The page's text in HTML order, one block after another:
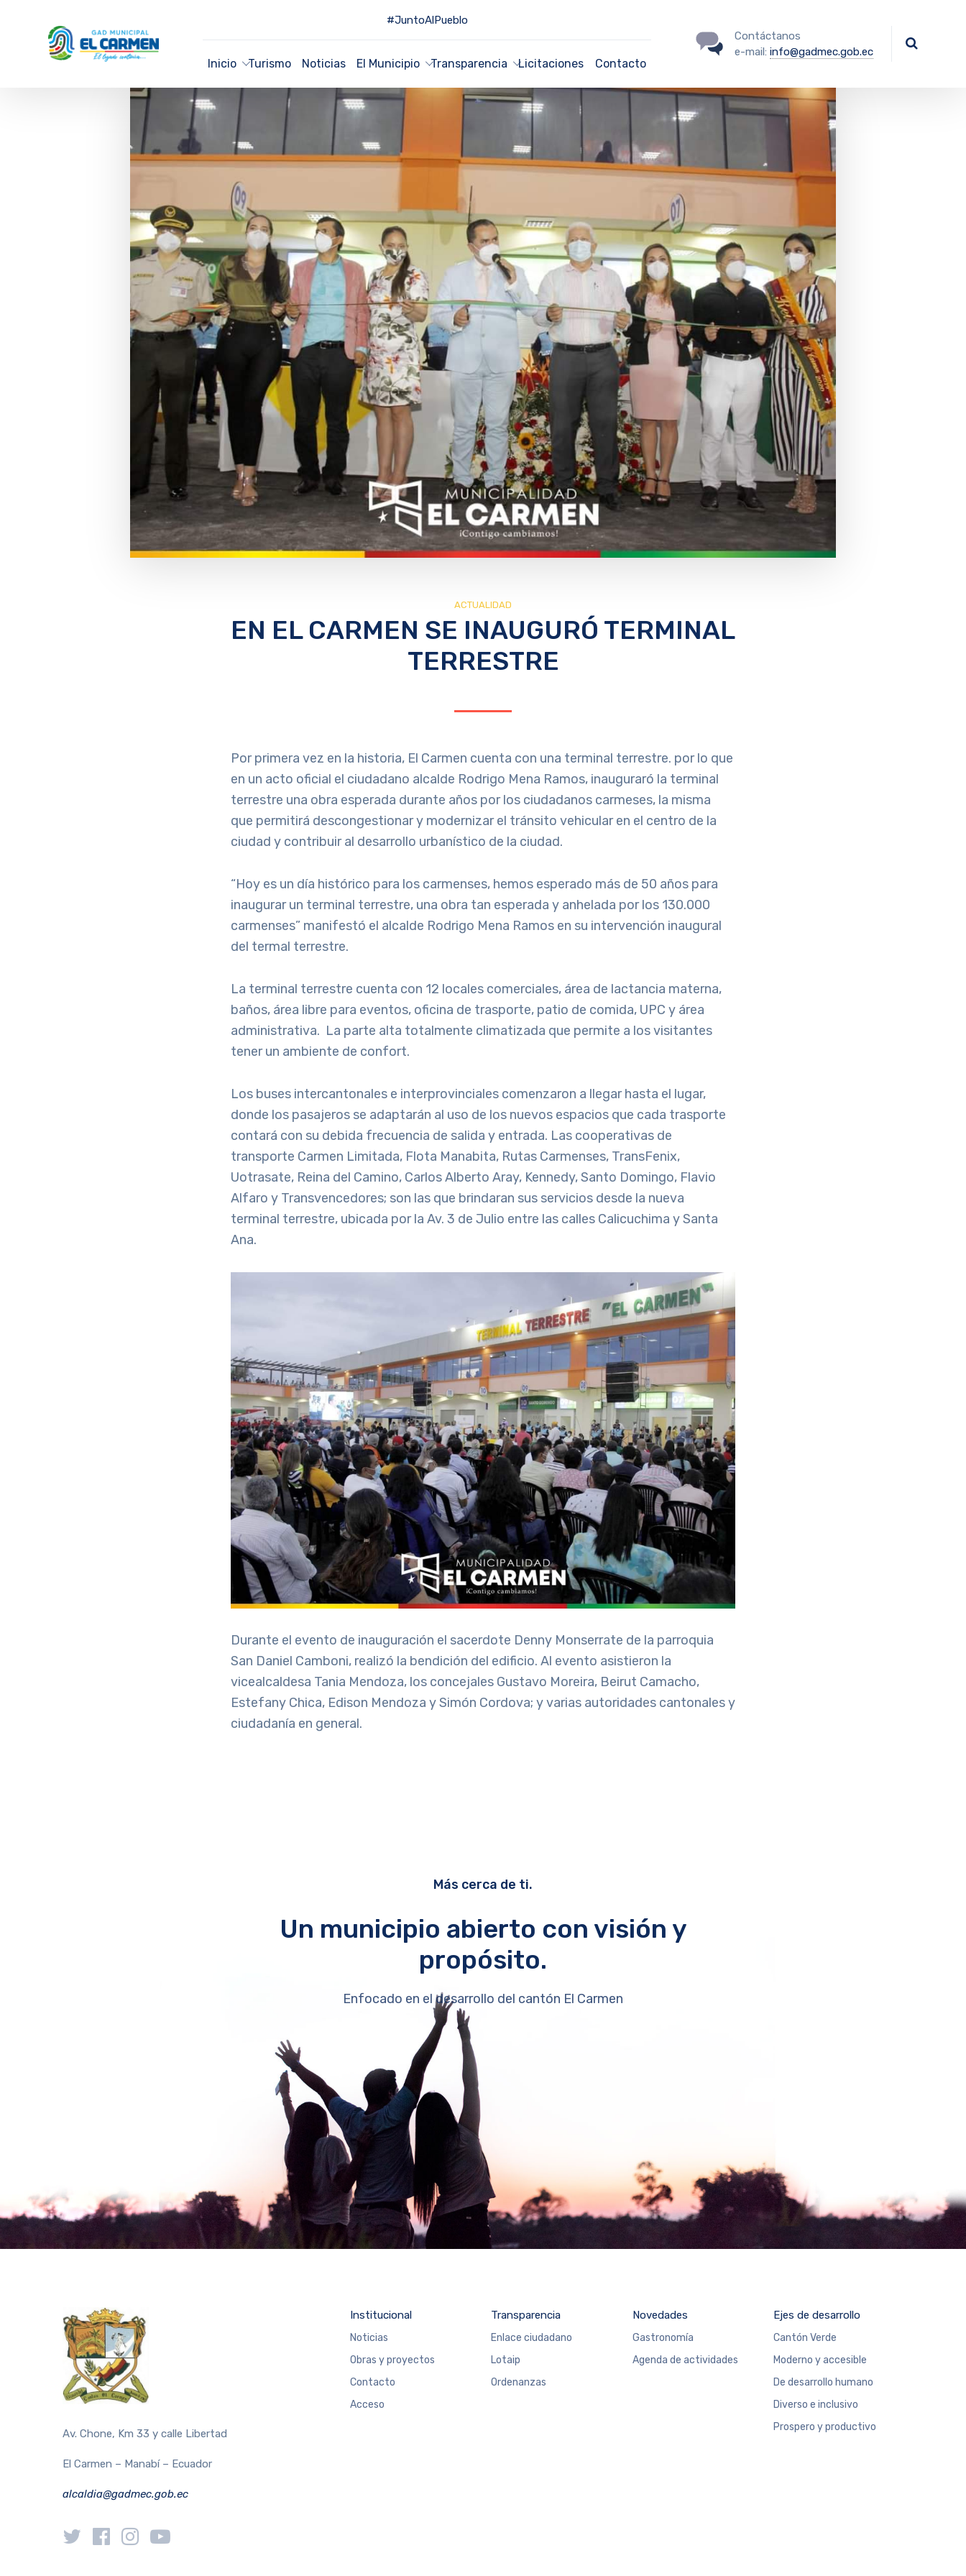
#JuntoAlPueblo
Inicio Turismo Noticias El Municipio Transparencia Licitaciones Contacto
Contáctanos
e-mail: info@gadmec.gob.ec
ACTUALIDAD
EN EL CARMEN SE INAUGURÓ TERMINAL
TERRESTRE
Por primera vez en la historia, El Carmen cuenta con una terminal terrestre. por lo que
en un acto oficial el ciudadano alcalde Rodrigo Mena Ramos, inauguraró la terminal
terrestre una obra esperada durante años por los ciudadanos carmeses, la misma
que permitirá descongestionar y modernizar el tránsito vehicular en el centro de la
ciudad y contribuir al desarrollo urbanístico de la ciudad.
“Hoy es un día histórico para los carmenses, hemos esperado más de 50 años para
inaugurar un terminal terrestre, una obra tan esperada y anhelada por los 130.000
carmenses” manifestó el alcalde Rodrigo Mena Ramos en su intervención inaugural
del termal terrestre.
La terminal terrestre cuenta con 12 locales comerciales, área de lactancia materna,
baños, área libre para eventos, oficina de trasporte, patio de comida, UPC y área
administrativa. La parte alta totalmente climatizada que permite a los visitantes
tener un ambiente de confort.
Los buses intercantonales e interprovinciales comenzaron a llegar hasta el lugar,
donde los pasajeros se adaptarán al uso de los nuevos espacios que cada trasporte
contará con su debida frecuencia de salida y entrada. Las cooperativas de
transporte Carmen Limitada, Flota Manabita, Rutas Carmenses, TransFenix,
Uotrasate, Reina del Camino, Carlos Alberto Aray, Kennedy, Santo Domingo, Flavio
Alfaro y Transvencedores; son las que brindaran sus servicios desde la nueva
terminal terrestre, ubicada por la Av. 3 de Julio entre las calles Calicuchima y Santa
Ana.
Durante el evento de inauguración el sacerdote Denny Monserrate de la parroquia
San Daniel Camboni, realizó la bendición del edificio. Al evento asistieron la
vicealcaldesa Tania Mendoza, los concejales Gustavo Moreira, Beirut Camacho,
Estefany Chica, Edison Mendoza y Simón Cordova; y varias autoridades cantonales y
ciudadanía en general.
Más cerca de ti.
Un municipio abierto con visión y
propósito.
Enfocado en el desarrollo del cantón El Carmen
Av. Chone, Km 33 y calle Libertad
El Carmen – Manabí – Ecuador
alcaldia@gadmec.gob.ec
Institucional
Noticias
Obras y proyectos
Contacto
Acceso
Transparencia
Enlace ciudadano
Lotaip
Ordenanzas
Novedades
Gastronomía
Agenda de actividades
Ejes de desarrollo
Cantón Verde
Moderno y accesible
De desarrollo humano
Diverso e inclusivo
Prospero y productivo